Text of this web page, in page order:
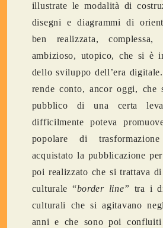
illustrate le modalità di
disegni e diagrammi di
ben realizzata,
ambizioso, utopico, che si è
dello sviluppo dell’era
rende conto, ancor oggi, che
pubblico di una certa
difficilmente poteva
popolare di
acquistato la pubblicazione
poi realizzato che si trattava
culturale “border line” tra i
culturali che si agitavano
anni e che sono poi